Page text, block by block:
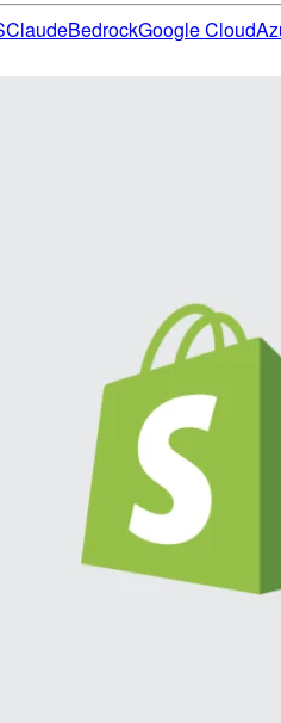
ClaudeBedrockGoogle Cloud